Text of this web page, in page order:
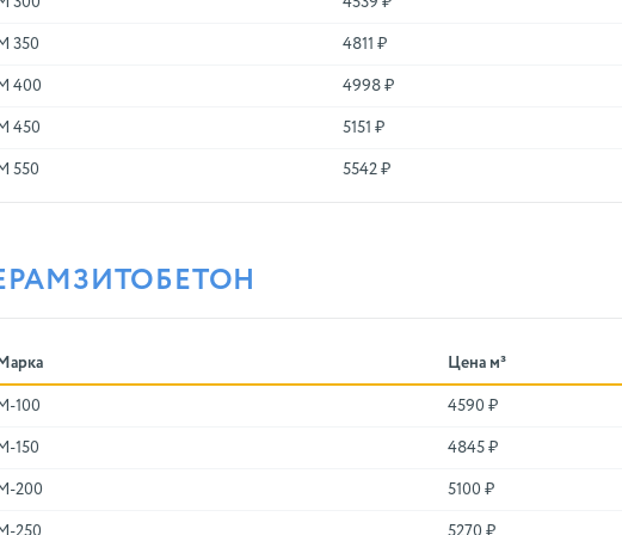
350 4811 ₽
400 4998 ₽
450 5151 ₽
550 5542 ₽
Цена м³
100 4590 ₽
150 4845 ₽
200 5100 ₽
250 5270 ₽